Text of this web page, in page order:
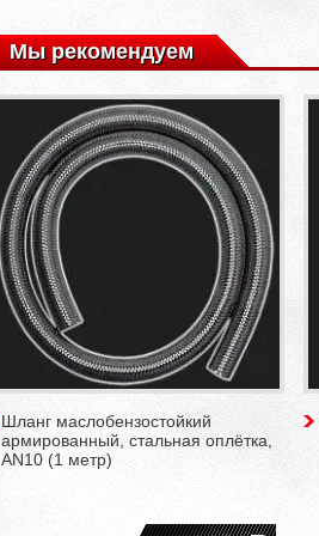
Мы рекомендуем
Шланг маслобензостойкий
армированный, стальная оплётка,
AN10 (1 метр)